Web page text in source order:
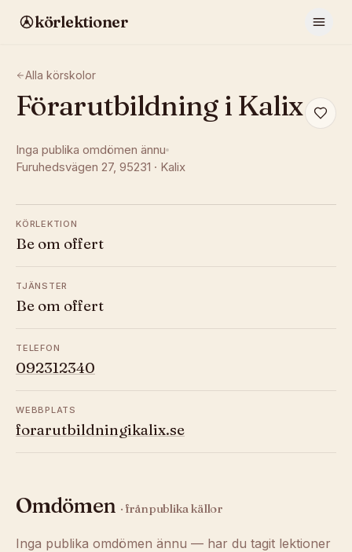
körlektioner
Alla körskolor
Förarutbildning i Kalix
Inga publika omdömen ännu
Furuhedsvägen 27, 95231 · Kalix
KÖRLEKTION
Be om offert
TJÄNSTER
Be om offert
TELEFON
092312340
WEBBPLATS
forarutbildningikalix.se
Omdömen · från publika källor
Inga publika omdömen ännu — har du tagit lektioner